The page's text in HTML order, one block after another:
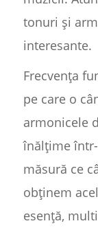
tonuri și
interesante.
Frecvența
pe care o
armonicele
înălțime
măsură ce
obținem
esență,